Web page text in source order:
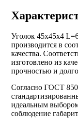
Уголок 45х45х4
производится в
качества.
изготовлено из
прочностью и
Согласно ГОСТ
идеальным выбором
соблюдение